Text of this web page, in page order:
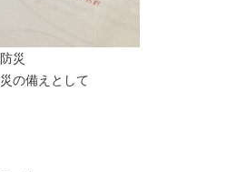
災
の備えとして